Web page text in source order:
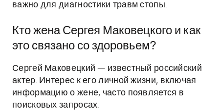
важно для диагностики травм стопы.
Кто жена Сергея Маковецкого и как
это связано со здоровьем?
Сергей Маковецкий — известный российский
актер. Интерес к его личной жизни, включая
информацию о жене, часто появляется в
поисковых запросах.